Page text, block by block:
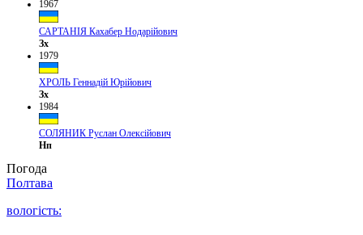
1967
САРТАНІЯ Кахабер Нодарійович
Зх
1979
ХРОЛЬ Геннадій Юрійович
Зх
1984
СОЛЯНИК Руслан Олексійович
Нп
Погода
Полтава
вологість: